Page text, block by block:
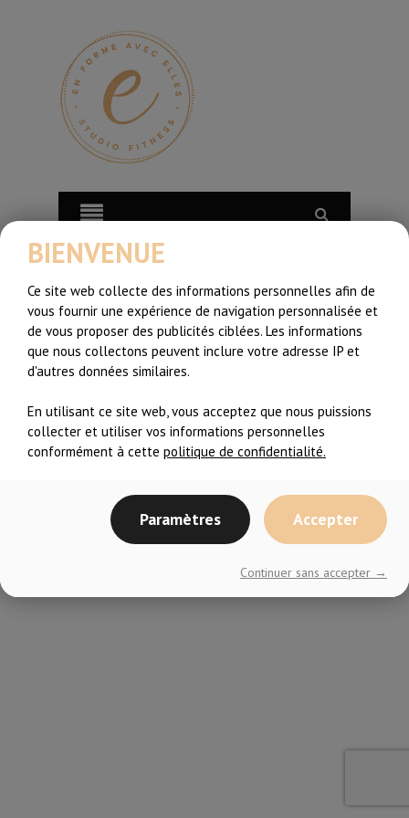
© En Forme avec ELLES 2026– Tous droits réservés
Choix de consentement
BIENVENUE
Ce site web collecte des informations personnelles afin de
vous fournir une expérience de navigation personnalisée et
de vous proposer des publicités ciblées. Les informations
que nous collectons peuvent inclure votre adresse IP et
d'autres données similaires.
En utilisant ce site web, vous acceptez que nous puissions
collecter et utiliser vos informations personnelles
conformément à cette politique de confidentialité.
Paramètres Accepter
Continuer sans accepter →